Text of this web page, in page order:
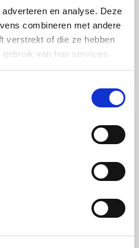
en analyse. Deze
combineren met andere
verstrekt of die ze hebben
van hun services.
leg de moinkballs op het